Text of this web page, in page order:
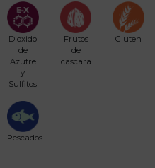
Dioxido
de
Azufre
y
Sulfitos
Frutos
de
cascara
Gluten
Pescados